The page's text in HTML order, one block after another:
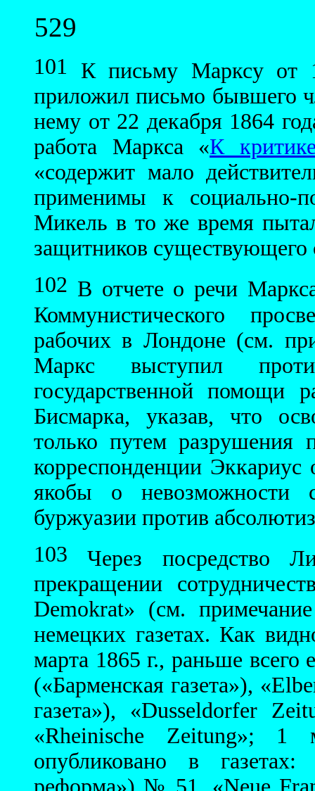
529
101
К письму Марксу от
приложил письмо бывшего
нему от 22 декабря 1864
работа Маркса «К
«содержит мало
применимы к социально-
Микель в то же время
защитников существующего
102 В отчете о речи
Коммунистического
рабочих в Лондоне (см.
Маркс выступил
государственной помощи
Бисмарка, указав, что
только путем разрушения
корреспонденции
якобы о невозможности
буржуазии против
103 Через посредство
прекращении
Demokrat» (см.
немецких газетах. Как
марта 1865 г., раньше всего
(«Барменская газета»),
газета»), «Dusseldorfer
«Rheinische Zeitung»; 1
опубликовано в